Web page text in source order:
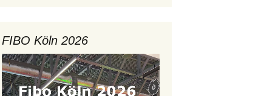
FIBO Köln 2026
Video-
Player